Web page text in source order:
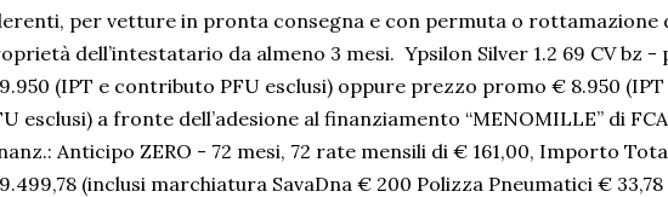
per vetture in pronta consegna e con permuta o rottamazione
dell’intestatario da almeno 3 mesi. Ypsilon Silver 1.2 69 CV bz
(IPT e contributo PFU esclusi) oppure prezzo promo € 8.950
esclusi) a fronte dell’adesione al finanziamento “MENOMILLE” di FCA
Anticipo ZERO - 72 mesi, 72 rate mensili di € 161,00, Importo
(inclusi marchiatura SavaDna € 200 Polizza Pneumatici €